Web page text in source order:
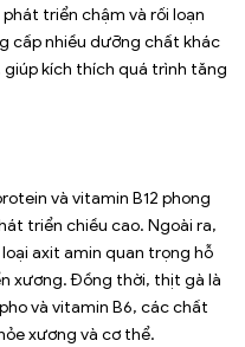
triển chậm và rối loạn
cấp nhiều dưỡng chất khác
giúp kích thích quá trình tăng
và vitamin B12 phong
triển chiều cao. Ngoài ra,
axit amin quan trọng hỗ
xương. Đồng thời, thịt gà là
và vitamin B6, các chất
xương và cơ thể.